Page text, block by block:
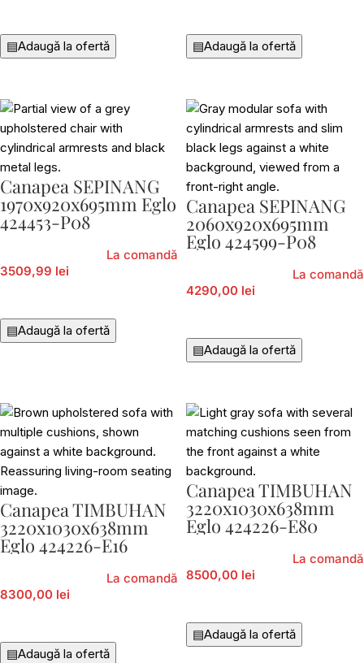
▤Adaugă la ofertă ▤Adaugă la ofertă
Canapea SEPINANG
1970x920x695mm Eglo
424453-P08
3509,99 lei
La comandă
▤Adaugă la ofertă
Canapea SEPINANG
2060x920x695mm
Eglo 424599-P08
4290,00 lei
La comandă
▤Adaugă la ofertă
Canapea TIMBUHAN
3220x1030x638mm
Eglo 424226-E16
8300,00 lei
La comandă
▤Adaugă la ofertă
Canapea TIMBUHAN
3220x1030x638mm
Eglo 424226-E80
8500,00 lei
La comandă
▤Adaugă la ofertă